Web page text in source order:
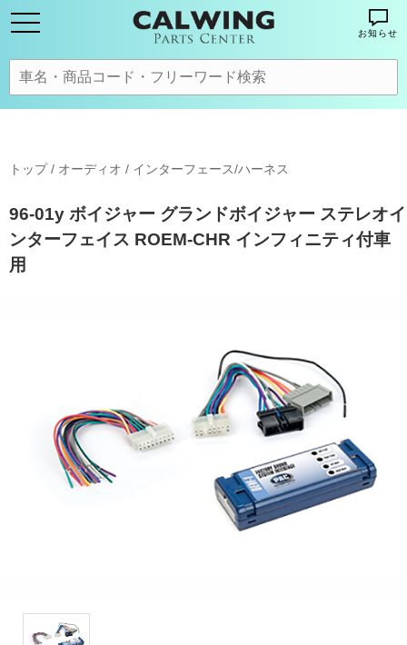
お知らせ
トップ/ オーディオ / インターフェース/ハーネス
96-01y ボイジャー グランドボイジャー ステレオイ
ンターフェイス ROEM-CHR インフィニティ付車
用